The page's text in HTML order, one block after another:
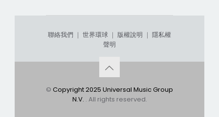
聯絡我們 ｜ 世界環球 ｜ 版權說明 ｜ 隱私權
聲明
© Copyright 2025 Universal Music Group
N.V. . All rights reserved.